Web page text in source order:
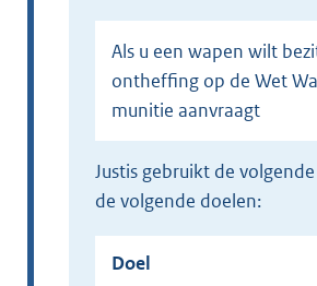
Als u een wapen wilt bezitten en een
ontheffing op de Wet
munitie aanvraagt
Justis gebruikt de volgende gegevens voor
de volgende doelen:
Doel